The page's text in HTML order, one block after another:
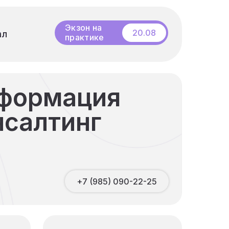
Бесплатный
вебинар
Экзон на
20.08
+7 (985) 090-22-25